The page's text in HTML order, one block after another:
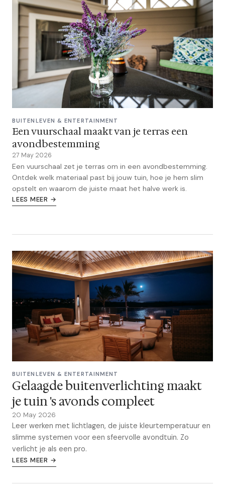
BUITENLEVEN & ENTERTAINMENT
Een vuurschaal maakt van je terras een
avondbestemming
27 May 2026
Een vuurschaal zet je terras om in een avondbestemming.
Ontdek welk materiaal past bij jouw tuin, hoe je hem slim
opstelt en waarom de juiste maat het halve werk is.
LEES MEER →
BUITENLEVEN & ENTERTAINMENT
Gelaagde buitenverlichting maakt
je tuin 's avonds compleet
20 May 2026
Leer werken met lichtlagen, de juiste kleurtemperatuur en
slimme systemen voor een sfeervolle avondtuin. Zo
verlicht je als een pro.
LEES MEER →